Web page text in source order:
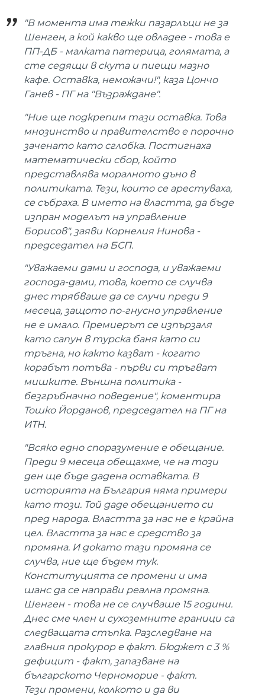
"В момента има тежки пазарлъци не за
Шенген, а кой какво ще овладее - това е
ПП-ДБ - малката патерица, голямата, а
сте седящи в скута и пиещи мазно
кафе. Оставка, неможачи!", каза Цончо
Ганев - ПГ на "Възраждане".
"Ние ще подкрепим тази оставка. Това
мнозинство и правителство е порочно
заченато като сглобка. Постигнаха
математически сбор, който
представлява моралното дъно в
политиката. Тези, които се арестуваха,
се събраха. В името на властта, да бъде
изпран моделът на управление
Борисов", заяви Корнелия Нинова -
председател на БСП.
"Уважаеми дами и господа, и уважаеми
господа-дами, това, което се случва
днес трябваше да се случи преди 9
месеца, защото по-гнусно управление
не е имало. Премиерът се изпързаля
като сапун в турска баня като си
тръгна, но както казват - когато
корабът потъва - първи си тръгват
мишките. Външна политика -
безгръбначно поведение", коментира
Тошко Йорданов, председател на ПГ на
ИТН.
"Всяко едно споразумение е обещание.
Преди 9 месеца обещахме, че на този
ден ще бъде дадена оставката. В
историята на България няма примери
като този. Той даде обещанието си
пред народа. Властта за нас не е крайна
цел. Властта за нас е средство за
промяна. И докато тази промяна се
случва, ние ще бъдем тук.
Конституцията се промени и има
шанс да се направи реална промяна.
Шенген - това не се случваше 15 години.
Днес сме член и сухоземните граници са
следващата стъпка. Разследване на
главния прокурор е факт. Бюджет с 3 %
дефицит - факт, запазване на
българското Черноморие - факт.
Тези промени, колкото и да ви